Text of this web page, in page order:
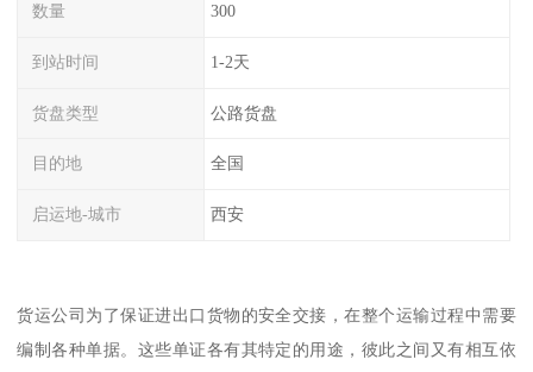
数量 300
到站时间 1-2天
货盘类型 公路货盘
目的地 全国
启运地-城市 西安
货运公司为了保证进出口货物的安全交接，在整个运输过程中需要
编制各种单据。这些单证各有其特定的用途，彼此之间又有相互依